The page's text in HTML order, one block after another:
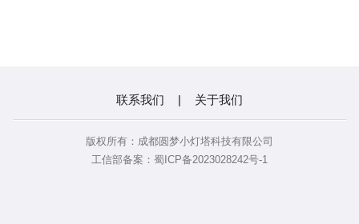
联系我们 | 关于我们
版权所有：成都圆梦小灯塔科技有限公司
工信部备案：蜀ICP备2023028242号-1